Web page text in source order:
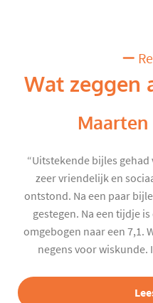
Wat zeggen
Maarten
“Uitstekende bijles
zeer vriendelijk en
ontstond. Na een paar
gestegen. Na een tijdje
omgebogen naar een 7,1.
negens voor wiskunde.